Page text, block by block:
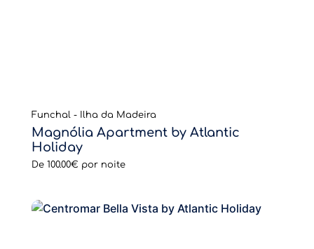
Funchal - Ilha da Madeira
Magnólia Apartment by Atlantic
Holiday
De 100.00€ por noite